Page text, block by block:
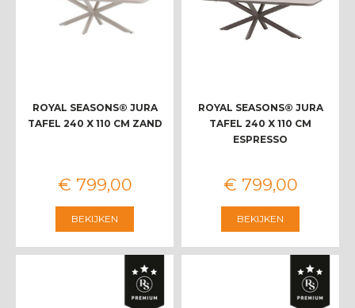
ROYAL SEASONS® JURA
TAFEL 240 X 110 CM ZAND
€ 799,00
BEKIJKEN
ROYAL SEASONS® JURA
TAFEL 240 X 110 CM
ESPRESSO
€ 799,00
BEKIJKEN